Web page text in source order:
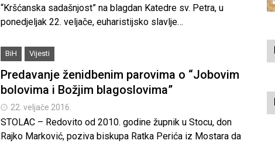
“Kršćanska sadašnjost” na blagdan Katedre sv. Petra, u
ponedjeljak 22. veljače, euharistijsko slavlje…
BiH Vijesti
Predavanje ženidbenim parovima o “Jobovim
bolovima i Božjim blagoslovima”
22. veljače 2016.
STOLAC – Redovito od 2010. godine župnik u Stocu, don
Rajko Marković, poziva biskupa Ratka Perića iz Mostara da